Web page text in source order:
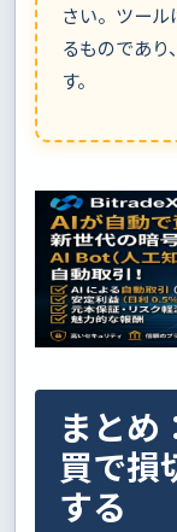
さい。ツー
るものであ
す。
まとめ
買で損
する